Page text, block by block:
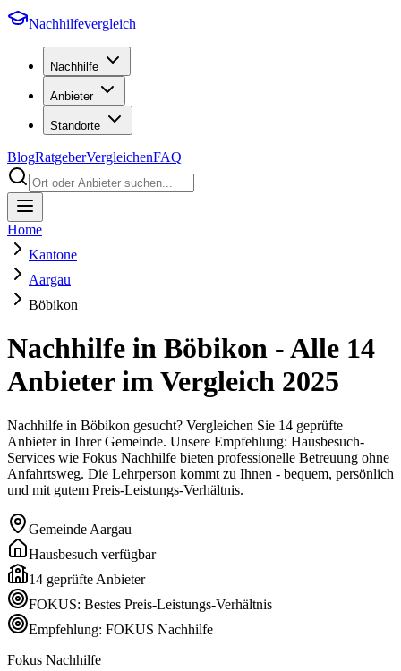
Nachhilfevergleich
Nachhilfe
Anbieter
Standorte
BlogRatgeberVergleichenFAQ
Home
Kantone
Aargau
Böbikon
Nachhilfe in Böbikon - Alle 14
Anbieter im Vergleich 2025
Nachhilfe in Böbikon gesucht? Vergleichen Sie 14 geprüfte
Anbieter in Ihrer Gemeinde. Unsere Empfehlung: Hausbesuch-
Services wie Fokus Nachhilfe bieten professionelle Betreuung ohne
Anfahrtsweg. Die Lehrperson kommt zu Ihnen - bequem, persönlich
und mit gutem Preis-Leistungs-Verhältnis.
Gemeinde Aargau
Hausbesuch verfügbar
14 geprüfte Anbieter
FOKUS: Bestes Preis-Leistungs-Verhältnis
Empfehlung: FOKUS Nachhilfe
Fokus Nachhilfe